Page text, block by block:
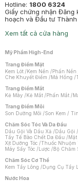
Hotline: 1800 6324
Giấy chứng nhận Đăng
hoạch và Đầu tư Thành
Xem tất cả cửa hàng
Mỹ Phẩm High-End
Trang Điểm Mặt
Kem Lót /Kem Nền /Phấn Nền
Che Khuyết Điểm /Má Hồng /
Trang Điểm Mắt
Kẻ Mày /Kẻ Mắt /Phấn Mắt /
Trang Điểm Môi
Son Dưỡng Môi /Son Kem /
Chăm Sóc Tóc Và Da Đầu
Dầu Gội Và Dầu Xả /Dầu Gội /
Tẩy Tế Bào Chết Da Đầu /
Xịt Dưỡng Tóc /Thuốc Nhuộm
Máy Sấy Tóc /Lược /Bộ Chăm
Chăm Sóc Cơ Thể
Kem Tẩy Lông /Dụng Cụ Tẩy
Nước Hoa